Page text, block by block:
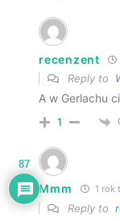
recenzent
Reply to
A w Gerlachu
1
Mmm 1 rok
Reply to
87